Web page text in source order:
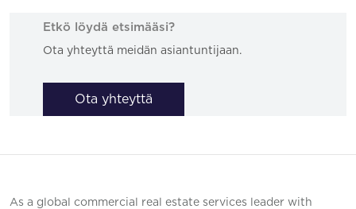
Etkö löydä etsimääsi?
Ota yhteyttä meidän asiantuntijaan.
Ota yhteyttä
As a global commercial real estate services leader with